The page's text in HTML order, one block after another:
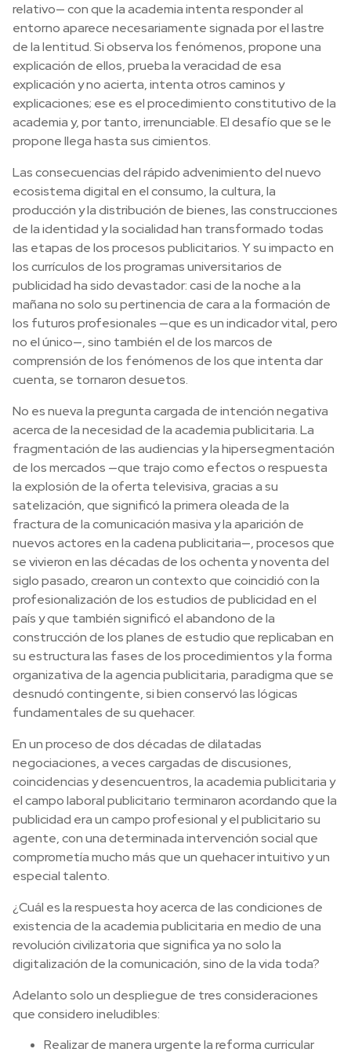
relativo— con que la academia intenta responder al
entorno aparece necesariamente signada por el lastre
de la lentitud. Si observa los fenómenos, propone una
explicación de ellos, prueba la veracidad de esa
explicación y no acierta, intenta otros caminos y
explicaciones; ese es el procedimiento constitutivo de la
academia y, por tanto, irrenunciable. El desafío que se le
propone llega hasta sus cimientos.
Las consecuencias del rápido advenimiento del nuevo
ecosistema digital en el consumo, la cultura, la
producción y la distribución de bienes, las construcciones
de la identidad y la socialidad han transformado todas
las etapas de los procesos publicitarios. Y su impacto en
los currículos de los programas universitarios de
publicidad ha sido devastador: casi de la noche a la
mañana no solo su pertinencia de cara a la formación de
los futuros profesionales —que es un indicador vital, pero
no el único—, sino también el de los marcos de
comprensión de los fenómenos de los que intenta dar
cuenta, se tornaron desuetos.
No es nueva la pregunta cargada de intención negativa
acerca de la necesidad de la academia publicitaria. La
fragmentación de las audiencias y la hipersegmentación
de los mercados —que trajo como efectos o respuesta
la explosión de la oferta televisiva, gracias a su
satelización, que significó la primera oleada de la
fractura de la comunicación masiva y la aparición de
nuevos actores en la cadena publicitaria—, procesos que
se vivieron en las décadas de los ochenta y noventa del
siglo pasado, crearon un contexto que coincidió con la
profesionalización de los estudios de publicidad en el
país y que también significó el abandono de la
construcción de los planes de estudio que replicaban en
su estructura las fases de los procedimientos y la forma
organizativa de la agencia publicitaria, paradigma que se
desnudó contingente, si bien conservó las lógicas
fundamentales de su quehacer.
En un proceso de dos décadas de dilatadas
negociaciones, a veces cargadas de discusiones,
coincidencias y desencuentros, la academia publicitaria y
el campo laboral publicitario terminaron acordando que la
publicidad era un campo profesional y el publicitario su
agente, con una determinada intervención social que
comprometía mucho más que un quehacer intuitivo y un
especial talento.
¿Cuál es la respuesta hoy acerca de las condiciones de
existencia de la academia publicitaria en medio de una
revolución civilizatoria que significa ya no solo la
digitalización de la comunicación, sino de la vida toda?
Adelanto solo un despliegue de tres consideraciones
que considero ineludibles:
Realizar de manera urgente la reforma curricular